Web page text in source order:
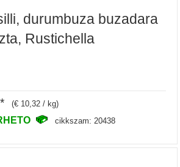
durumbuza buzadara
Rustichella
(€ 10,32 / kg)
cikkszam: 20438